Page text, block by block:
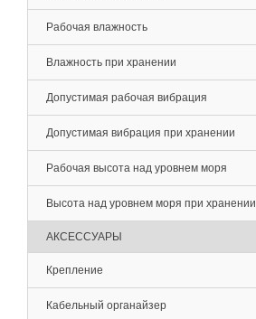
Рабочая влажность
Влажность при хранении
Допустимая рабочая вибрация
Допустимая вибрация при хранении
Рабочая высота над уровнем моря
Высота над уровнем моря при хранении
АКСЕССУАРЫ
Крепление
Кабельный органайзер